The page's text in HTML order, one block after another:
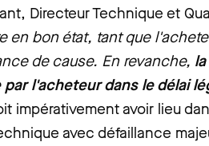
Directeur Technique et
en bon état, tant que
de cause. En revanche,
l'acheteur dans le délai
impérativement avoir lieu
avec défaillance